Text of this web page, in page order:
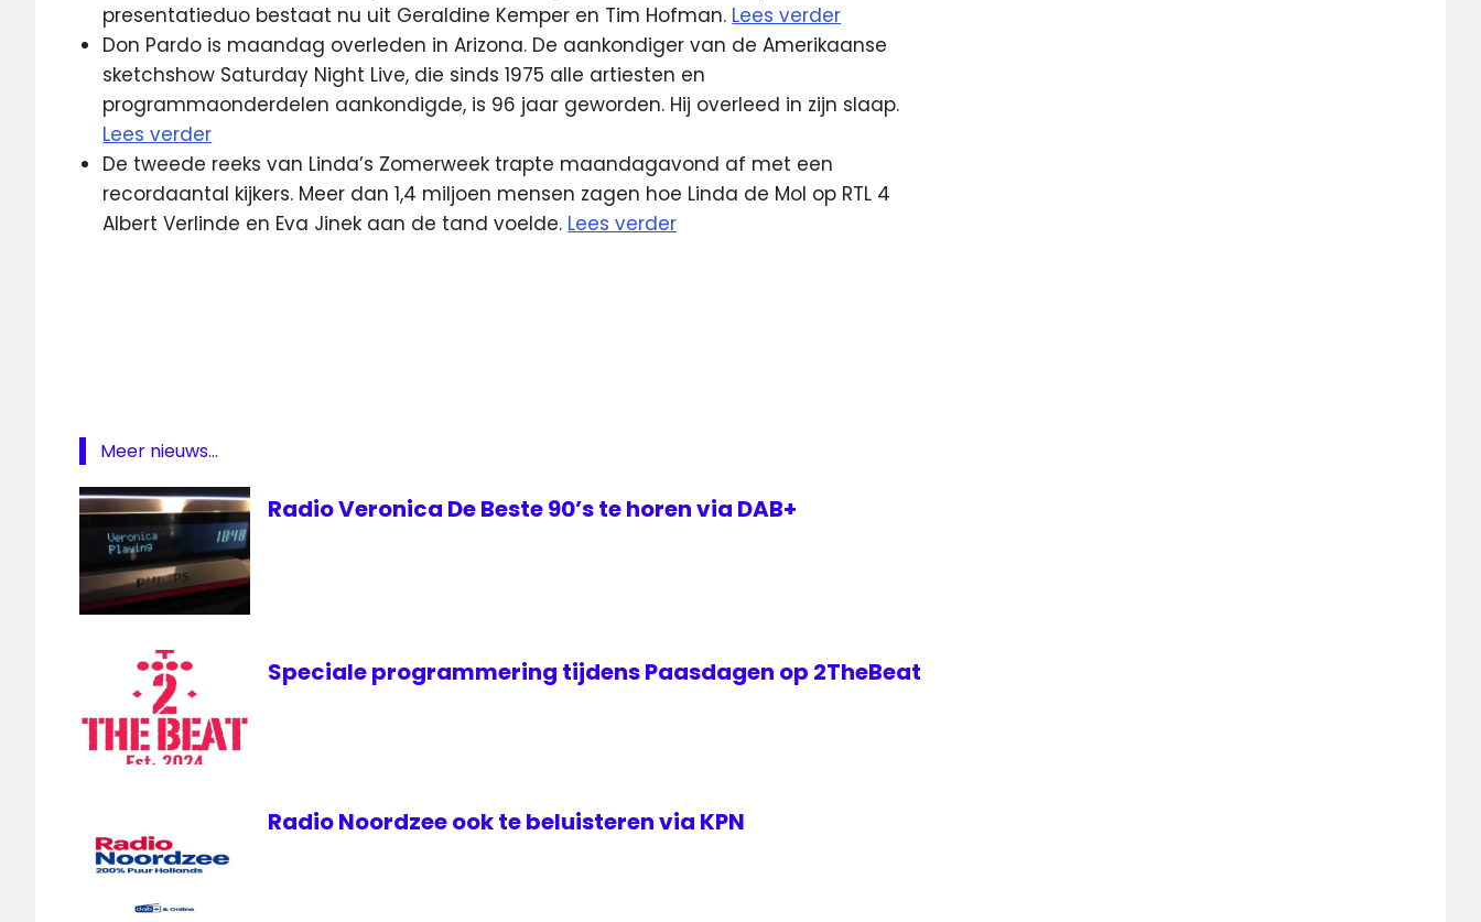
presentatieduo bestaat nu uit Geraldine Kemper en Tim Hofman. Lees verder
Don Pardo is maandag overleden in Arizona. De aankondiger van de Amerikaanse
sketchshow Saturday Night Live, die sinds 1975 alle artiesten en
programmaonderdelen aankondigde, is 96 jaar geworden. Hij overleed in zijn slaap.
Lees verder
De tweede reeks van Linda’s Zomerweek trapte maandagavond af met een
recordaantal kijkers. Meer dan 1,4 miljoen mensen zagen hoe Linda de Mol op RTL 4
Albert Verlinde en Eva Jinek aan de tand voelde. Lees verder
Omroep
radio
Radio
1Extra
rechter
Meer nieuws...
Radio Veronica De Beste 90’s te horen via DAB+
Speciale programmering tijdens Paasdagen op 2TheBeat
Radio Noordzee ook te beluisteren via KPN